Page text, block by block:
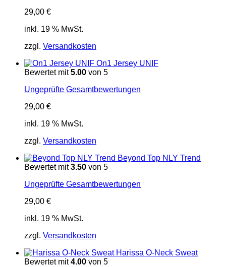
29,00 €
inkl. 19 % MwSt.
zzgl. Versandkosten
On1 Jersey UNIF
Bewertet mit5.00 von 5
Ungeprüfte Gesamtbewertungen
29,00 €
inkl. 19 % MwSt.
zzgl. Versandkosten
Beyond Top NLY Trend
Bewertet mit3.50 von 5
Ungeprüfte Gesamtbewertungen
29,00 €
inkl. 19 % MwSt.
zzgl. Versandkosten
Harissa O-Neck Sweat
Bewertet mit4.00 von 5